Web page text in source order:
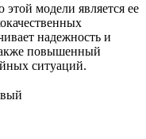
модели является ее
надежность и
повышенный
ситуаций.